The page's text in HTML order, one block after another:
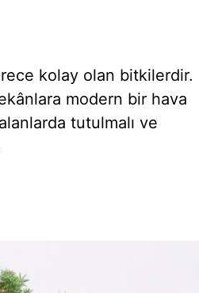
kolay olan bitkilerdir.
modern bir hava
tutulmalı ve